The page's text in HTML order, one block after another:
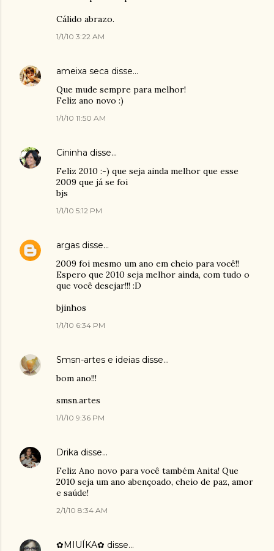
Cálido abrazo.
1/1/10 3:22 AM
ameixa seca disse…
Que mude sempre para melhor!
Feliz ano novo :)
1/1/10 11:50 AM
Cininha disse…
Feliz 2010 :-) que seja ainda melhor que esse
2009 que já se foi
bjs
1/1/10 5:12 PM
argas disse…
2009 foi mesmo um ano em cheio para você!!
Espero que 2010 seja melhor ainda, com tudo o
que você desejar!!! :D
bjinhos
1/1/10 6:34 PM
Smsn-artes e ideias disse…
bom ano!!!
smsn.artes
1/1/10 9:36 PM
Drika disse…
Feliz Ano novo para você também Anita! Que
2010 seja um ano abençoado, cheio de paz, amor
e saúde!
2/1/10 8:34 AM
✿MIUÍKA✿ disse…